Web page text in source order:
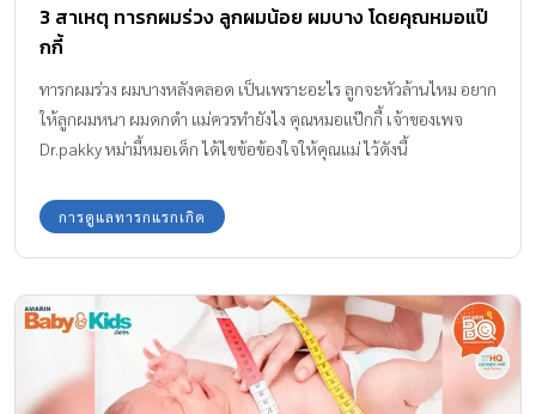
3 สาเหตุ ทารกผมร่วง ลูกผมน้อย ผมบาง โดยคุณหมอแป๊
กกี้
ทารกผมร่วง ผมบางหลังคลอด เป็นเพราะอะไร ลูกจะหัวล้านไหม อยาก
ให้ลูกผมหนา ผมดกดำ แม่ควรทำยังไง คุณหมอแป๊กกี้ เจ้าของเพจ
Dr.pakky หม่ามี้หมอเด็ก ได้ไขข้อข้องใจให้คุณแม่ ไว้ดังนี้
การดูแลทารกแรกเกิด